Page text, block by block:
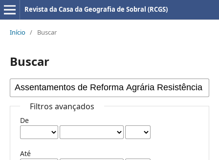
Revista da Casa da Geografia de Sobral (RCGS)
Início / Buscar
Buscar
Filtros avançados
De
Até